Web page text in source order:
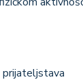
prijateljstava